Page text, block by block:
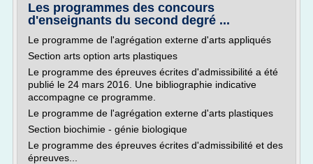
Les programmes des concours
d'enseignants du second degré ...
Le programme de l'agrégation externe d'arts appliqués
Section arts option arts plastiques
Le programme des épreuves écrites d'admissibilité a été
publié le 24 mars 2016. Une bibliographie indicative
accompagne ce programme.
Le programme de l'agrégation externe d'arts plastiques
Section biochimie - génie biologique
Le programme des épreuves écrites d'admissibilité et des
épreuves...